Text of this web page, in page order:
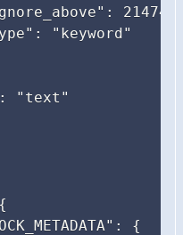
"keyword"
"text"
{